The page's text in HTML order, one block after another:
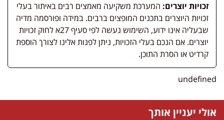
זכויות יוצרים: המערכת משקיעה מאמצים רבים באיתור בעלי
זכויות היוצרים בתכנים המופצים ברבים. במידה ופורסמה מדיה
שבעליה אינו ידוע, השימוש נעשה לפי סעיף 27א לחוק זכויות
יוצרים. אם הנכם בעלי הזכויות, ניתן לפנות אלינו לצורך הוספת
קרדיט או הסרת התוכן.
undefined
אולי יעניין אותך